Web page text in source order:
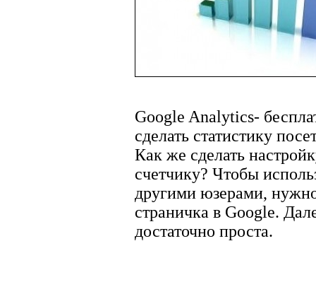
Google Analytics-
сделать статистику
Как же сделать
счетчику? Чтобы
другими юзерами,
страничка в Google.
достаточно проста.